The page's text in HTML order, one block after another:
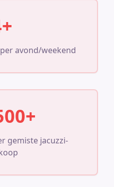
avond/weekend
gemiste jacuzzi-